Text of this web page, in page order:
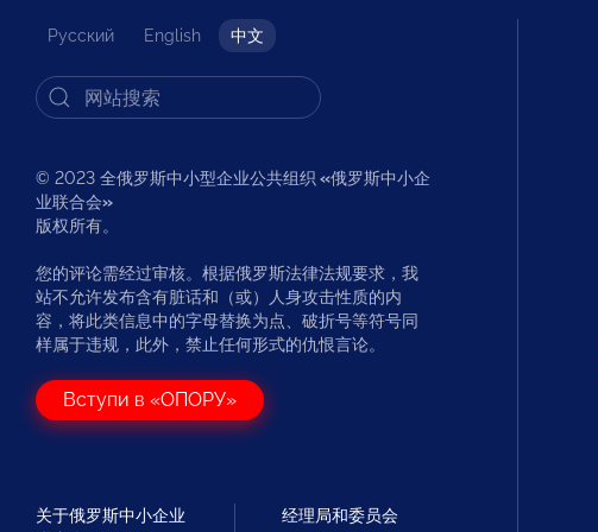
Русский English 中文
© 2023 全俄罗斯中小型企业公共组织 «俄罗斯中小企
业联合会»
版权所有。
您的评论需经过审核。根据俄罗斯法律法规要求，我
站不允许发布含有脏话和（或）人身攻击性质的内
容，将此类信息中的字母替换为点、破折号等符号同
样属于违规，此外，禁止任何形式的仇恨言论。
Вступи в «ОПОРУ»
关于俄罗斯中小企业
经理局和委员会